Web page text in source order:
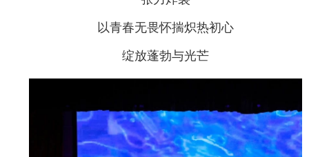
以青春无畏怀揣炽热初心
绽放蓬勃与光芒